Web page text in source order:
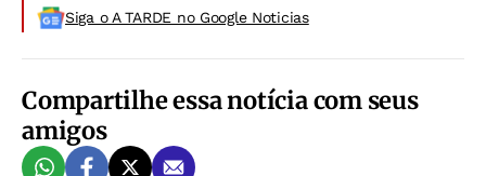
Siga o A TARDE no Google Noticias
Compartilhe essa notícia com seus
amigos